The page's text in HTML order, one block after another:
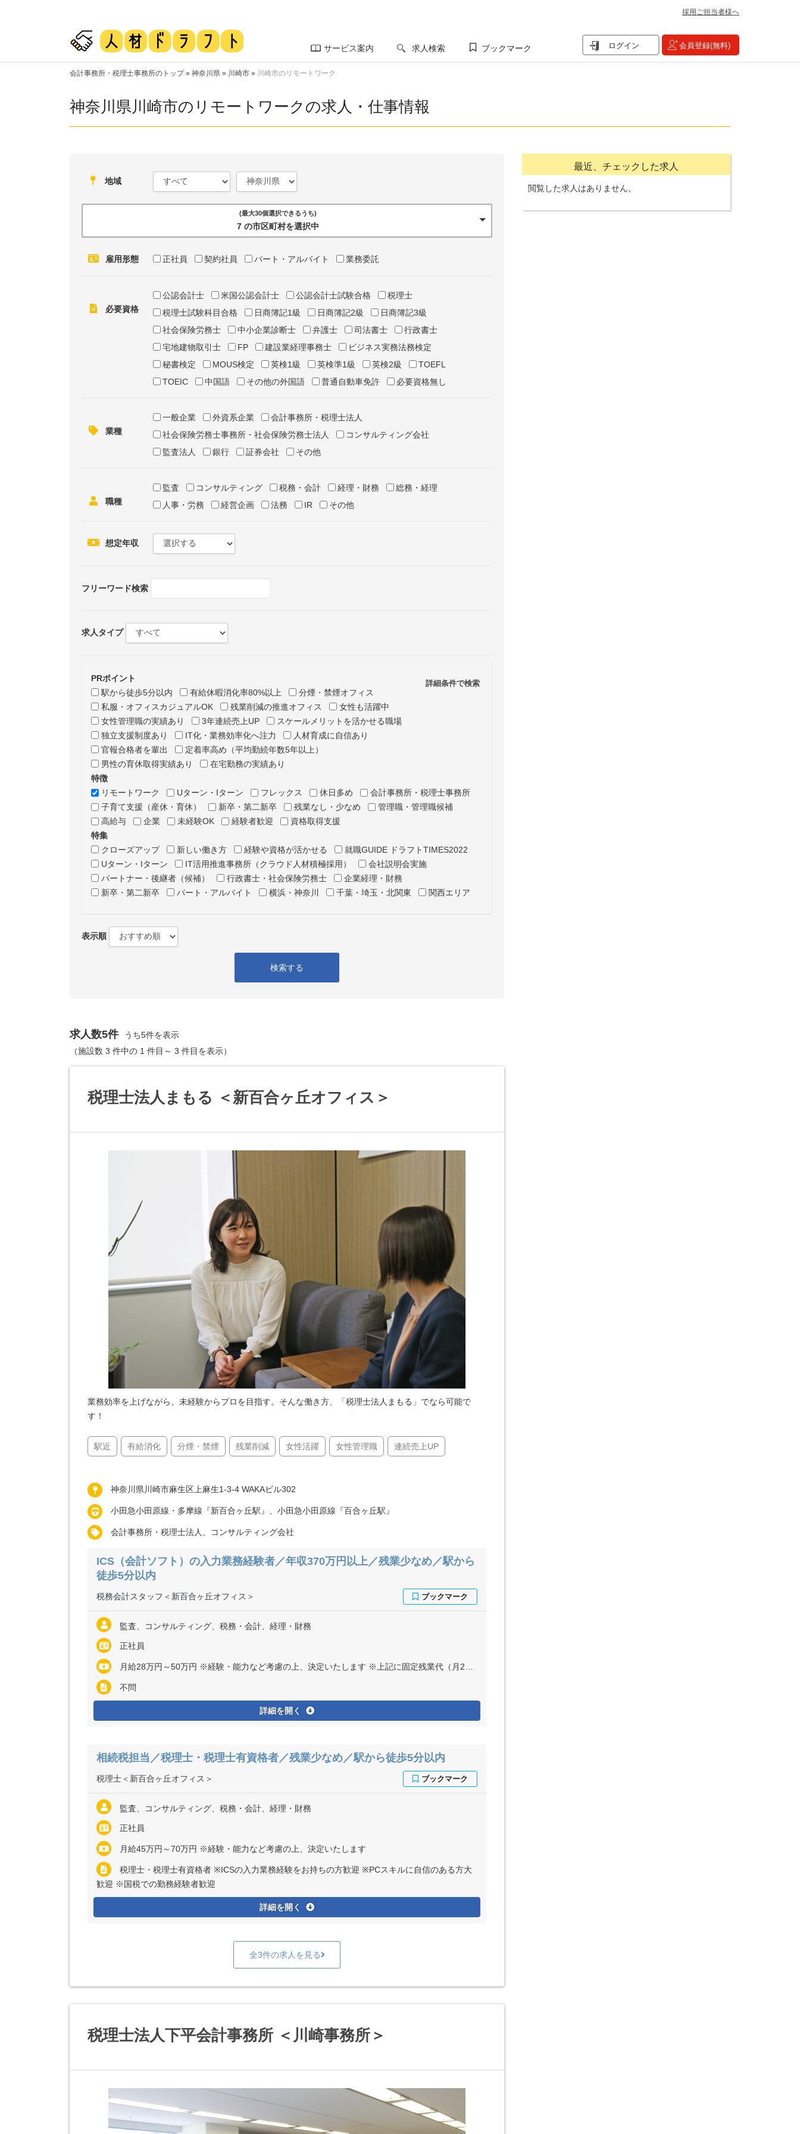
採用ご担当者様へ
サービス案内 求人検索 ブックマーク ログイン 会員登録(無料)
会計事務所・税理士事務所のトップ» 神奈川県 » 川崎市 » 川崎市のリモートワーク
神奈川県川崎市のリモートワークの求人・仕事情報
地域
(最大30個選択できるうち)
7 の市区町村を選択中
雇用形態 正社員 契約社員 パート・アルバイト 業務委託
必要資格
公認会計士 米国公認会計士 公認会計士試験合格
税理士
税理士試験科目合格
日商簿記1級 日商簿記2級
日商簿記3級
社会保険労務士
中小企業診断士 弁護士 司法書士
行政書士
宅地建物取引士
FP 建設業経理事務士
ビジネス実務法務検定
秘書検定
MOUS検定 英検1級 英検準1級 英検2級
TOEFL
TOEIC
中国語 その他の外国語 普通自動車免許 必要資格無し
業種
一般企業 外資系企業
会計事務所・税理士法人
社会保険労務士事務所・社会保険労務士法人
コンサルティング会社
監査法人
銀行 証券会社 その他
職種
監査 コンサルティング 税務・会計 経理・財務
総務・経理
人事・労務
経営企画 法務 IR その他
想定年収
フリーワード検索
求人タイプ
Hide
表示
詳細条件で検索
PRポイント
駅から徒歩5分以内
有給休暇消化率80%以上
分煙・禁煙オフィス
私服・オフィスカジュアルOK
残業削減の推進オフィス
女性も活躍中
女性管理職の実績あり
3年連続売上UP
スケールメリットを活かせる職場
独立支援制度あり
IT化・業務効率化へ注力
人材育成に自信あり
官報合格者を輩出
定着率高め（平均勤続年数5年以上）
男性の育休取得実績あり
在宅勤務の実績あり
特徴
リモートワーク
Uターン・Iターン フレックス 休日多め
会計事務所・税理士事務所
子育て支援（産休・育休）
新卒・第二新卒 残業なし・少なめ
管理職・管理職候補
高給与
企業 未経験OK 経験者歓迎
資格取得支援
特集
クローズアップ
新しい働き方 経験や資格が活かせる
就職GUIDE ドラフトTIMES2022
Uターン・Iターン
IT活用推進事務所（クラウド人材積極採用）
会社説明会実施
パートナー・後継者（候補）
行政書士・社会保険労務士
企業経理・財務
新卒・第二新卒
パート・アルバイト 横浜・神奈川 千葉・埼玉・北関東 関西エリア
表示順
検索する
求人数5件
うち5件を表示
（施設数 3 件中の 1 件目～ 3 件目を表示）
税理士法人まもる ＜新百合ヶ丘オフィス＞
業務効率を上げながら、未経験からプロを目指す。そんな働き方、「税理士法人まもる」でなら可能で
す！
駅近 有給消化 分煙・禁煙 残業削減 女性活躍 女性管理職 連続売上UP
神奈川県川崎市麻生区上麻生1-3-4 WAKAビル302
小田急小田原線・多摩線『新百合ヶ丘駅』、小田急小田原線『百合ヶ丘駅』
会計事務所・税理士法人、コンサルティング会社
ICS（会計ソフト）の入力業務経験者／年収370万円以上／残業少なめ／駅から
徒歩5分以内
税務会計スタッフ＜新百合ヶ丘オフィス＞
監査、コンサルティング、税務・会計、経理・財務
正社員
月給28万円～50万円 ※経験・能力など考慮の上、決定いたします ※上記に固定残業代（月20時間分＝3万9600円～7万700円）を含む ※超過分は別途全額支給
不問
詳細を開く
相続税担当／税理士・税理士有資格者／残業少なめ／駅から徒歩5分以内
税理士＜新百合ヶ丘オフィス＞
監査、コンサルティング、税務・会計、経理・財務
正社員
月給45万円～70万円 ※経験・能力など考慮の上、決定いたします
税理士・税理士有資格者 ※ICSの入力業務経験をお持ちの方歓迎 ※PCスキルに自信のある方大
歓迎 ※国税での勤務経験者歓迎
詳細を開く
全3件の求人を見る
税理士法人下平会計事務所 ＜川崎事務所＞
最近、チェックした求人
閲覧した求人はありません。